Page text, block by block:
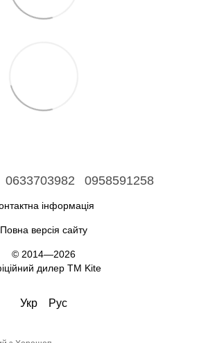
0633703982 0958591258
інформація
Повна версія сайту
© 2014—2026
дилер ТМ Kite
Укр Рус